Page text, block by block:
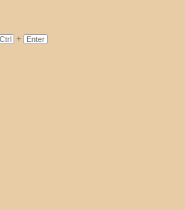
Ctrl + Enter